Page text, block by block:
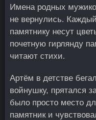
Имена родных
не вернулись.
памятнику несут
почетную гирлянду
читают стихи.
Артём в детстве
войнушку, прятался
было просто место
памятник и